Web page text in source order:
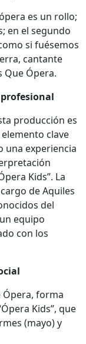
es un rollo;
en el segundo
si fuésemos
cantante
Que Ópera.
producción es
clave
una experiencia
Kids”. La
de Aquiles
del
equipo
con los
Ópera, forma
Kids”, que
(mayo) y